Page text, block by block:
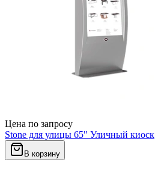
Цена по запросу
Stone для улицы 65" Уличный киоск
В корзину